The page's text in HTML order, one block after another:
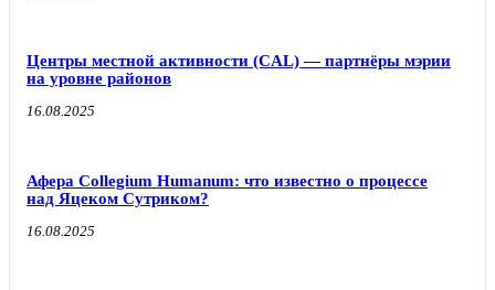
Центры местной активности (CAL) — партнёры мэрии
на уровне районов
16.08.2025
Афера Collegium Humanum: что известно о процессе
над Яцеком Сутриком?
16.08.2025